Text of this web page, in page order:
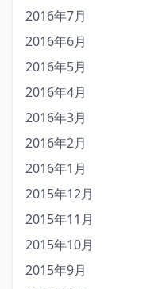
2016年7月
2016年6月
2016年5月
2016年4月
2016年3月
2016年2月
2016年1月
2015年12月
2015年11月
2015年10月
2015年9月